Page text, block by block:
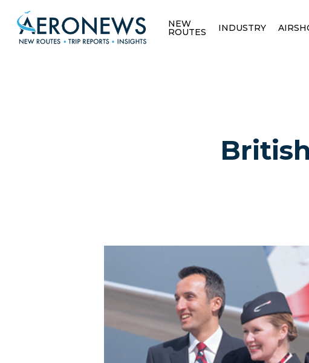
NEW
ROUTES INDUSTRY